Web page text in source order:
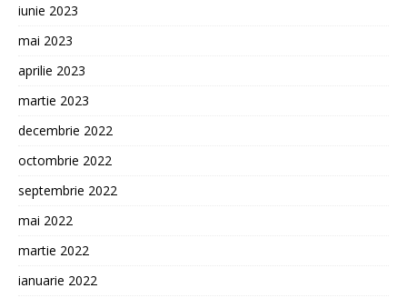
iunie 2023
mai 2023
aprilie 2023
martie 2023
decembrie 2022
octombrie 2022
septembrie 2022
mai 2022
martie 2022
ianuarie 2022